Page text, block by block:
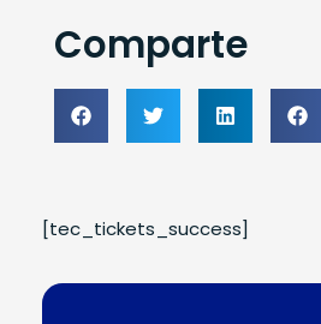
Comparte
[tec_tickets_success]